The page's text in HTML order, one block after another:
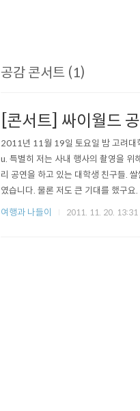
공감 콘서트 (1)
[콘서트] 싸이월드
2011년 11월 19일 토요일 밤 고려대
u. 특별히 저는 사내 행사의 촬영을 위
리 공연을 하고 있는 대학생 친구들.
였습니다. 물론 저도 큰 기대를 했구
그리고 바이브와 인사를 했습니다. 드
여행과 나들이 2011. 11. 20. 13:31